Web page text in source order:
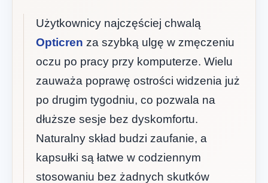
Użytkownicy najczęściej chwalą
Opticren za szybką ulgę w zmęczeniu
oczu po pracy przy komputerze. Wielu
zauważa poprawę ostrości widzenia już
po drugim tygodniu, co pozwala na
dłuższe sesje bez dyskomfortu.
Naturalny skład budzi zaufanie, a
kapsułki są łatwe w codziennym
stosowaniu bez żadnych skutków